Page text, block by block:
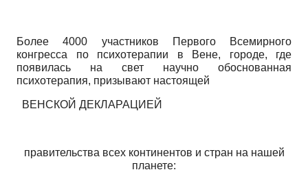
Более 4000 участников Первого Всемирного
конгресса по психотерапии в Вене, городе, где
появилась на свет научно обоснованная
психотерапия, призывают настоящей
ВЕНСКОЙ ДЕКЛАРАЦИЕЙ
правительства всех континентов и стран на нашей
планете: